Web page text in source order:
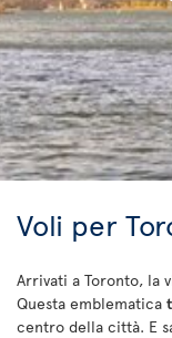
Voli per
Arrivati a Toronto, la
Questa emblematica
centro della città. E